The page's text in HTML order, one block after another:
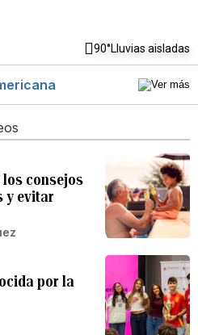
90°Lluvias aisladas
los consejos
y evitar
por la